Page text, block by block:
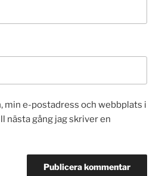
min e-postadress och webbplats i
nästa gång jag skriver en